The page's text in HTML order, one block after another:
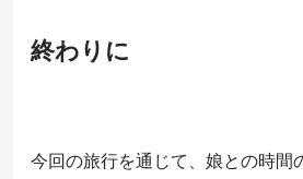
終わりに
今回の旅行を通じて、娘との時間